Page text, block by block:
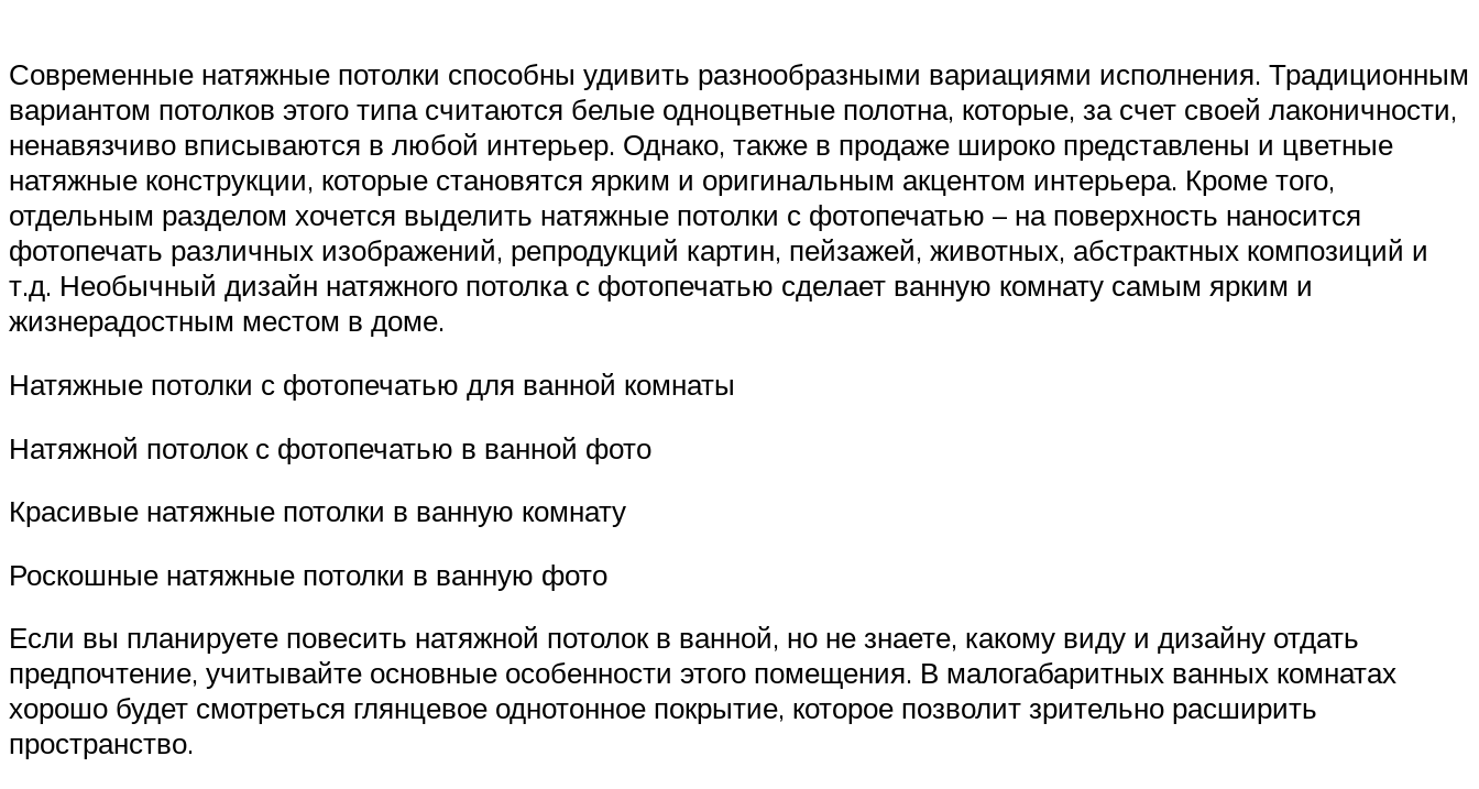
Современные натяжные потолки способны удивить разнообразными вариациями исполнения. Традиционным
вариантом потолков этого типа считаются белые одноцветные полотна, которые, за счет своей лаконичности,
ненавязчиво вписываются в любой интерьер. Однако, также в продаже широко представлены и цветные
натяжные конструкции, которые становятся ярким и оригинальным акцентом интерьера. Кроме того,
отдельным разделом хочется выделить натяжные потолки с фотопечатью – на поверхность наносится
фотопечать различных изображений, репродукций картин, пейзажей, животных, абстрактных композиций и
т.д. Необычный дизайн натяжного потолка с фотопечатью сделает ванную комнату самым ярким и
жизнерадостным местом в доме.
Натяжные потолки с фотопечатью для ванной комнаты
Натяжной потолок с фотопечатью в ванной фото
Красивые натяжные потолки в ванную комнату
Роскошные натяжные потолки в ванную фото
Если вы планируете повесить натяжной потолок в ванной, но не знаете, какому виду и дизайну отдать
предпочтение, учитывайте основные особенности этого помещения. В малогабаритных ванных комнатах
хорошо будет смотреться глянцевое однотонное покрытие, которое позволит зрительно расширить
пространство.